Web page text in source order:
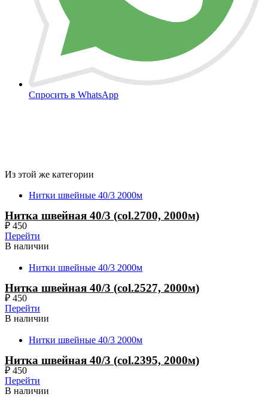
Спросить в WhatsApp
Из этой же категории
Нитки швейные 40/3 2000м
Нитка швейная 40/3 (col.2700, 2000м)
₽ 450
Перейти
В наличии
Нитки швейные 40/3 2000м
Нитка швейная 40/3 (col.2527, 2000м)
₽ 450
Перейти
В наличии
Нитки швейные 40/3 2000м
Нитка швейная 40/3 (col.2395, 2000м)
₽ 450
Перейти
В наличии